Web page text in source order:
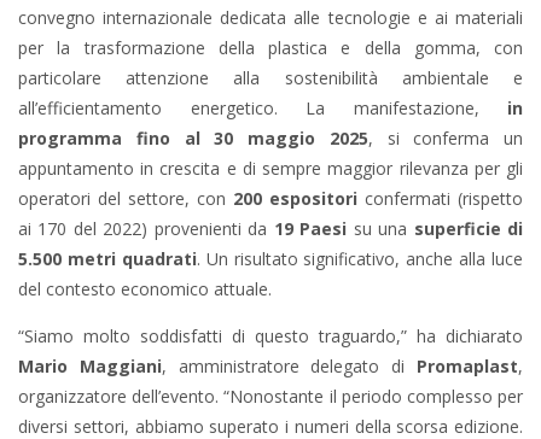
convegno internazionale dedicata alle tecnologie e ai materiali
per la trasformazione della plastica e della gomma, con
particolare attenzione alla sostenibilità ambientale e
all’efficientamento energetico. La manifestazione, in
programma fino al 30 maggio 2025, si conferma un
appuntamento in crescita e di sempre maggior rilevanza per gli
operatori del settore, con 200 espositori confermati (rispetto
ai 170 del 2022) provenienti da 19 Paesi su una superficie di
5.500 metri quadrati. Un risultato significativo, anche alla luce
del contesto economico attuale.
“Siamo molto soddisfatti di questo traguardo,” ha dichiarato
Mario Maggiani, amministratore delegato di Promaplast,
organizzatore dell’evento. “Nonostante il periodo complesso per
diversi settori, abbiamo superato i numeri della scorsa edizione.